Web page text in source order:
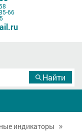
66
индикаторы